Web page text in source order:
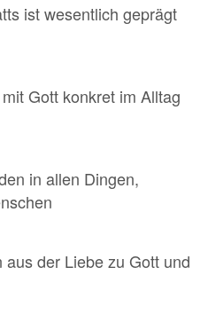
ist wesentlich geprägt
Gott konkret im Alltag
in allen Dingen,
der Liebe zu Gott und